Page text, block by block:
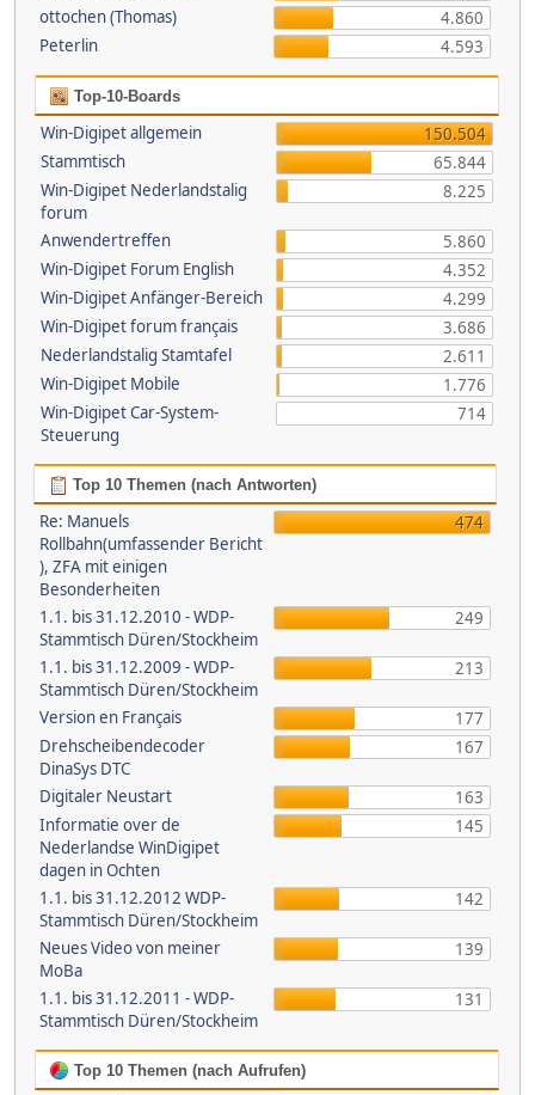
ottochen (Thomas)
4.860
Peterlin
4.593
Top-10-Boards
Win-Digipet allgemein
150.504
Stammtisch
65.844
Win-Digipet Nederlandstalig
forum
8.225
Anwendertreffen
5.860
Win-Digipet Forum English
4.352
Win-Digipet Anfänger-Bereich
4.299
Win-Digipet forum français
3.686
Nederlandstalig Stamtafel
2.611
Win-Digipet Mobile
1.776
Win-Digipet Car-System-
Steuerung
714
Top 10 Themen (nach Antworten)
Re: Manuels
Rollbahn(umfassender Bericht
), ZFA mit einigen
Besonderheiten
474
1.1. bis 31.12.2010 - WDP-
Stammtisch Düren/Stockheim
249
1.1. bis 31.12.2009 - WDP-
Stammtisch Düren/Stockheim
213
Version en Français
177
Drehscheibendecoder
DinaSys DTC
167
Digitaler Neustart
163
Informatie over de
Nederlandse WinDigipet
dagen in Ochten
145
1.1. bis 31.12.2012 WDP-
Stammtisch Düren/Stockheim
142
Neues Video von meiner
MoBa
139
1.1. bis 31.12.2011 - WDP-
Stammtisch Düren/Stockheim
131
Top 10 Themen (nach Aufrufen)